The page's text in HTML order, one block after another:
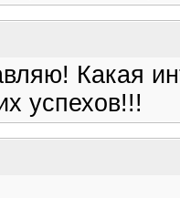
Какая
успехов!!!